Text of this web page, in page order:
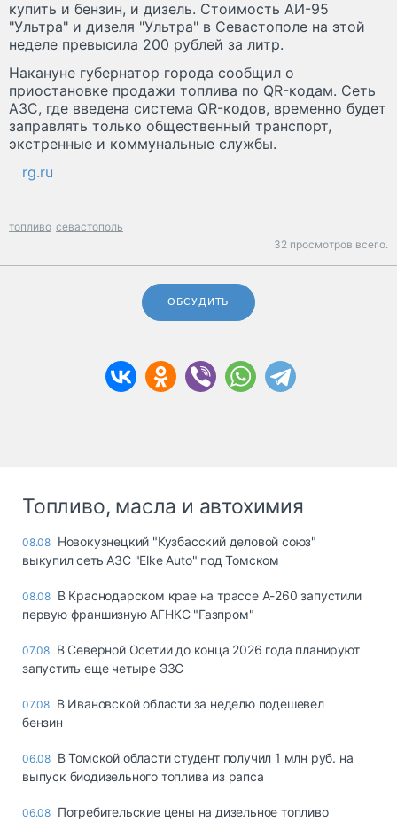
купить и бензин, и дизель. Стоимость АИ-95
"Ультра" и дизеля "Ультра" в Севастополе на этой
неделе превысила 200 рублей за литр.
Накануне губернатор города сообщил о
приостановке продажи топлива по QR-кодам. Сеть
АЗС, где введена система QR-кодов, временно будет
заправлять только общественный транспорт,
экстренные и коммунальные службы.
rg.ru
топливо севастополь
32 просмотров всего.
ОБСУДИТЬ
Топливо, масла и автохимия
08.08 Новокузнецкий "Кузбасский деловой союз"
выкупил сеть АЗС "Elke Auto" под Томском
08.08 В Краснодарском крае на трассе А-260 запустили
первую франшизную АГНКС "Газпром"
07.08 В Северной Осетии до конца 2026 года планируют
запустить еще четыре ЭЗС
07.08 В Ивановской области за неделю подешевел
бензин
06.08 В Томской области студент получил 1 млн руб. на
выпуск биодизельного топлива из рапса
06.08 Потребительские цены на дизельное топливо